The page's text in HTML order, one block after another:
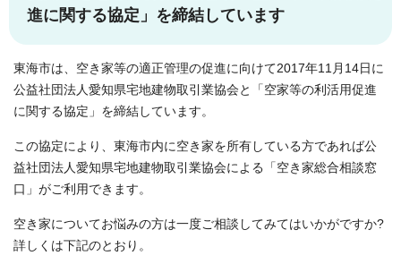
進に関する協定」を締結しています
東海市は、空き家等の適正管理の促進に向けて2017年11月14日に
公益社団法人愛知県宅地建物取引業協会と「空家等の利活用促進
に関する協定」を締結しています。
この協定により、東海市内に空き家を所有している方であれば公
益社団法人愛知県宅地建物取引業協会による「空き家総合相談窓
口」がご利用できます。
空き家についてお悩みの方は一度ご相談してみてはいかがですか?
詳しくは下記のとおり。